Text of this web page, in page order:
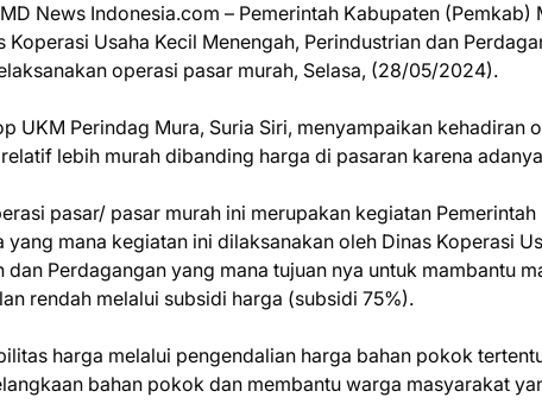
News Indonesia.com – Pemerintah Kabupaten (Pemkab)
Koperasi Usaha Kecil Menengah, Perindustrian dan
operasi pasar murah, Selasa, (28/05/2024).
UKM Perindag Mura, Suria Siri, menyampaikan kehadiran
lebih murah dibanding harga di pasaran karena
pasar/ pasar murah ini merupakan kegiatan
yang mana kegiatan ini dilaksanakan oleh Dinas Koperasi
dan Perdagangan yang mana tujuan nya untuk mambantu
rendah melalui subsidi harga (subsidi 75%).
harga melalui pengendalian harga bahan pokok
bahan pokok dan membantu warga masyarakat